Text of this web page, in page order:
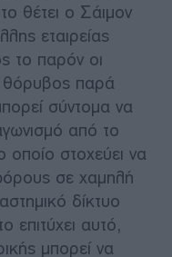
θέτει ο Σάιμον
εταιρείας
το παρόν οι
θόρυβος παρά
σύντομα να
από το
στοχεύει να
σε χαμηλή
δίκτυο
επιτύχει αυτό,
μπορεί να